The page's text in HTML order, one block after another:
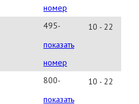
80-
43
доб.2720
номер
495-
642-
80-
43
доб.2530
показать
номер
10 - 22
800-
700-
показать
10 - 22